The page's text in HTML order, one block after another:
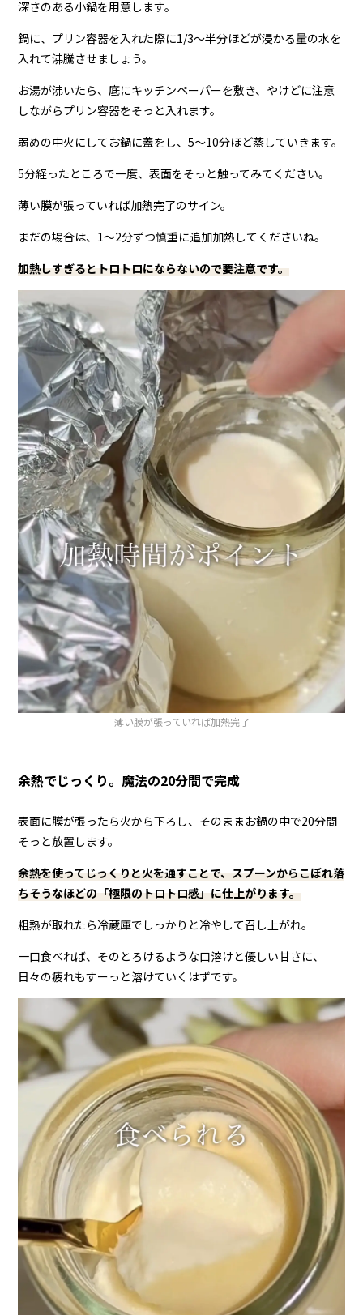
深さのある小鍋を用意します。
鍋に、プリン容器を入れた際に1/3〜半分ほどが浸かる量の水を
入れて沸騰させましょう。
お湯が沸いたら、底にキッチンペーパーを敷き、やけどに注意
しながらプリン容器をそっと入れます。
弱めの中火にしてお鍋に蓋をし、5〜10分ほど蒸していきます。
5分経ったところで一度、表面をそっと触ってみてください。
薄い膜が張っていれば加熱完了のサイン。
まだの場合は、1〜2分ずつ慎重に追加加熱してくださいね。
加熱しすぎるとトロトロにならないので要注意です。
薄い膜が張っていれば加熱完了
余熱でじっくり。魔法の20分間で完成
表面に膜が張ったら火から下ろし、そのままお鍋の中で20分間
そっと放置します。
余熱を使ってじっくりと火を通すことで、スプーンからこぼれ落
ちそうなほどの「極限のトロトロ感」に仕上がります。
粗熱が取れたら冷蔵庫でしっかりと冷やして召し上がれ。
一口食べれば、そのとろけるような口溶けと優しい甘さに、
日々の疲れもすーっと溶けていくはずです。